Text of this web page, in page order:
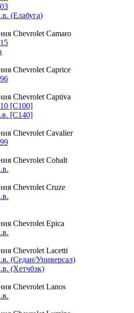
(Елабуга)
Chevrolet Camaro
Chevrolet Caprice
Chevrolet Captiva
[C100]
[C140]
Chevrolet Cavalier
Chevrolet Cobalt
Chevrolet Cruze
Chevrolet Epica
Chevrolet Lacetti
(Седан/Универсал)
(Хетчбэк)
Chevrolet Lanos